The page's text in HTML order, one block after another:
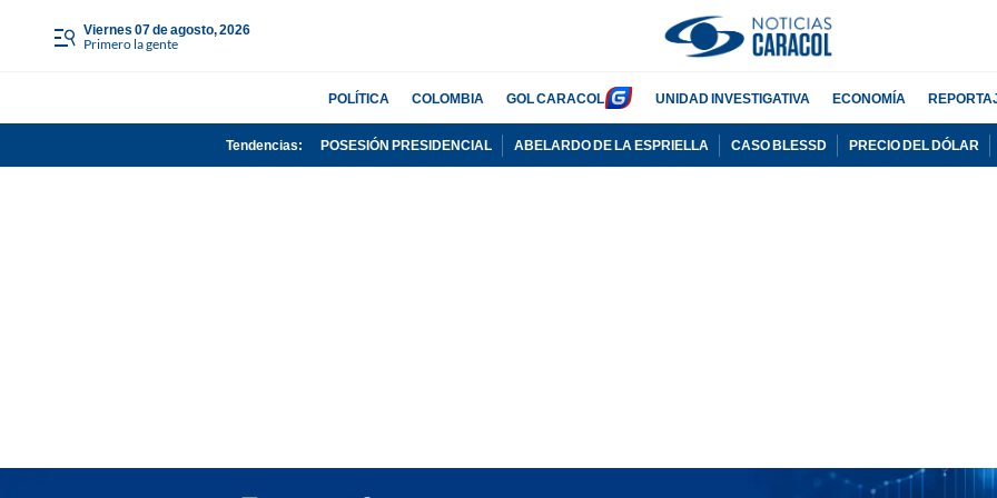
viernes 07 de agosto, 2026
Primero la gente
POLÍTICA COLOMBIA GOL CARACOL UNIDAD INVESTIGATIVA ECONOMÍA
Tendencias: POSESIÓN PRESIDENCIAL ABELARDO DE LA ESPRIELLA CASO BLESSD PRECIO DEL DÓLAR